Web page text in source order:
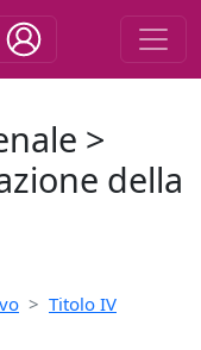
>
della
Titolo IV